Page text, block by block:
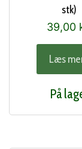
stk)
39,00
Læs
På